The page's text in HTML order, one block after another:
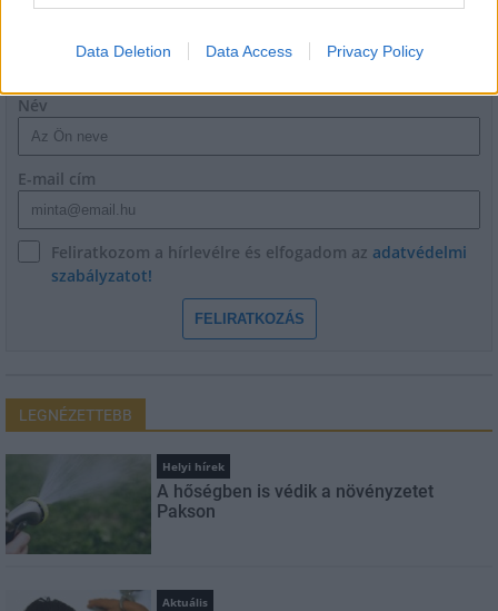
Data Deletion Data Access Privacy Policy
HÍRLEVÉL
Név
E-mail cím
Feliratkozom a hírlevélre és elfogadom az adatvédelmi
szabályzatot!
FELIRATKOZÁS
LEGNÉZETTEBB
Helyi hírek
A hőségben is védik a növényzetet
Pakson
Aktuális